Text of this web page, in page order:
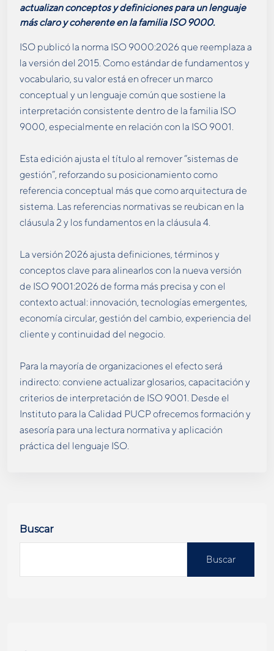
actualizan conceptos y definiciones para un lenguaje
más claro y coherente en la familia ISO 9000.
ISO publicó la norma ISO 9000:2026 que reemplaza a
la versión del 2015. Como estándar de fundamentos y
vocabulario, su valor está en ofrecer un marco
conceptual y un lenguaje común que sostiene la
interpretación consistente dentro de la familia ISO
9000, especialmente en relación con la ISO 9001.
Esta edición ajusta el título al remover “sistemas de
gestión”, reforzando su posicionamiento como
referencia conceptual más que como arquitectura de
sistema. Las referencias normativas se reubican en la
cláusula 2 y los fundamentos en la cláusula 4.
La versión 2026 ajusta definiciones, términos y
conceptos clave para alinearlos con la nueva versión
de ISO 9001:2026 de forma más precisa y con el
contexto actual: innovación, tecnologías emergentes,
economía circular, gestión del cambio, experiencia del
cliente y continuidad del negocio.
Para la mayoría de organizaciones el efecto será
indirecto: conviene actualizar glosarios, capacitación y
criterios de interpretación de ISO 9001. Desde el
Instituto para la Calidad PUCP ofrecemos formación y
asesoría para una lectura normativa y aplicación
práctica del lenguaje ISO.
Buscar
Buscar